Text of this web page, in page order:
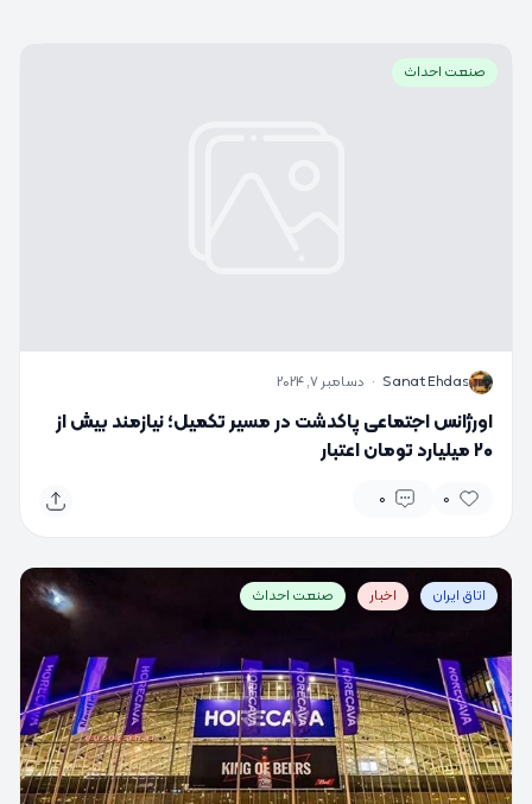
صنعت احداث
S
Sanat Ehdas
· دسامبر 7, 2024
اورژانس اجتماعی پاکدشت در مسیر تکمیل؛ نیازمند بیش از
۲۰ میلیارد تومان اعتبار
0
0
اتاق ایران اخبار صنعت احداث